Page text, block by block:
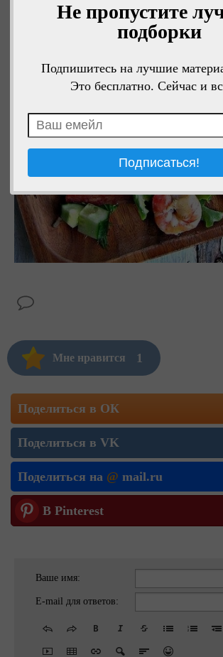
Не пропустите
подборки
Подпишитесь на лучшие
Это бесплатно. Сейчас и
Мне нравится 1
Поделиться в ОК
Поделиться в VK
Поделиться на @ mail.ru
В Pinterest
Ваше имя:
E-mail для ответов: